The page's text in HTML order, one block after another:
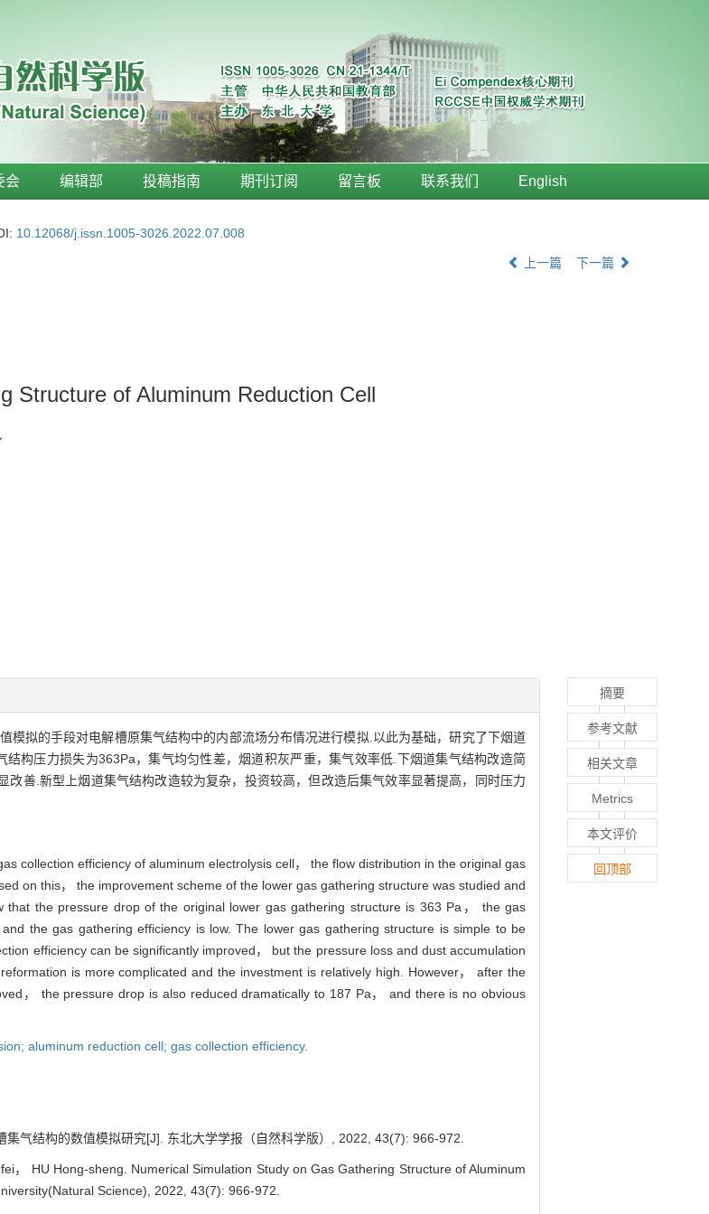
会 编辑部 投稿指南 期刊订阅 留言板 联系我们 English
10.12068/j.issn.1005-3026.2022.07.008
上一篇 下一篇
Structure of Aluminum Reduction Cell
模拟的手段对电解槽原集气结构中的内部流场分布情况进行模拟.以此为基础，研究了下烟道
构压力损失为363Pa，集气均匀性差，烟道积灰严重，集气效率低.下烟道集气结构改造简
善.新型上烟道集气结构改造较为复杂，投资较高，但改造后集气效率显著提高，同时压力
collection efficiency of aluminum electrolysis cell， the flow distribution in the original gas
on this， the improvement scheme of the lower gas gathering structure was studied and
the pressure drop of the original lower gas gathering structure is 363 Pa， the gas
the gas gathering efficiency is low. The lower gas gathering structure is simple to be
efficiency can be significantly improved， but the pressure loss and dust accumulation
is more complicated and the investment is relatively high. However， after the
， the pressure drop is also reduced dramatically to 187 Pa， and there is no obvious
aluminum reduction cell; gas collection efficiency.
气结构的数值模拟研究[J]. 东北大学学报（自然科学版）, 2022, 43(7): 966-972.
， HU Hong-sheng. Numerical Simulation Study on Gas Gathering Structure of Aluminum
Science), 2022, 43(7): 966-972.
摘要
参考文献
相关文章
Metrics
本文评价
回顶部